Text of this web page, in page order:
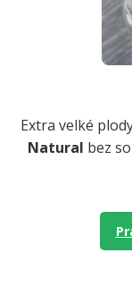
Extra velké
Natural bez